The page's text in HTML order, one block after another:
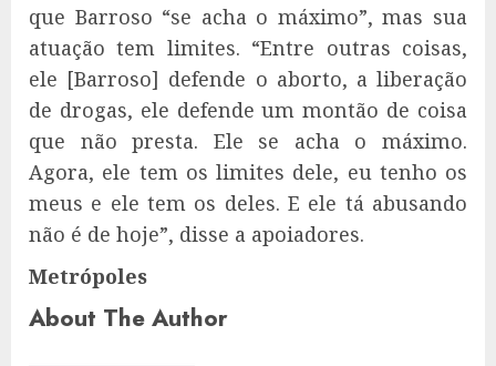
que Barroso “se acha o máximo”, mas sua
atuação tem limites. “Entre outras coisas,
ele [Barroso] defende o aborto, a liberação
de drogas, ele defende um montão de coisa
que não presta. Ele se acha o máximo.
Agora, ele tem os limites dele, eu tenho os
meus e ele tem os deles. E ele tá abusando
não é de hoje”, disse a apoiadores.
Metrópoles
About The Author